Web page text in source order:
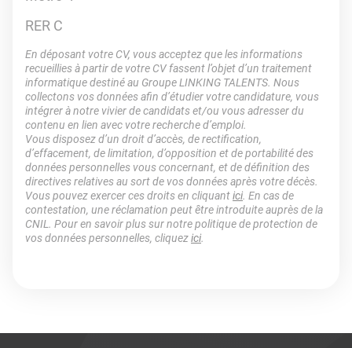
RER C
En déposant votre CV, vous acceptez que les informations
recueillies à partir de votre CV fassent l’objet d’un traitement
informatique destiné au Groupe LINKING TALENTS. Nous
collectons vos données afin d’étudier votre candidature, vous
intégrer à notre vivier de candidats et/ou vous adresser du
contenu en lien avec votre recherche d’emploi.
Vous disposez d’un droit d’accès, de rectification,
d’effacement, de limitation, d’opposition et de portabilité des
données personnelles vous concernant, et de définition des
directives relatives au sort de vos données après votre décès.
Vous pouvez exercer ces droits en cliquantici. En cas de
contestation, une réclamation peut être introduite auprès de la
CNIL. Pour en savoir plus sur notre politique de protection de
vos données personnelles, cliquezici.